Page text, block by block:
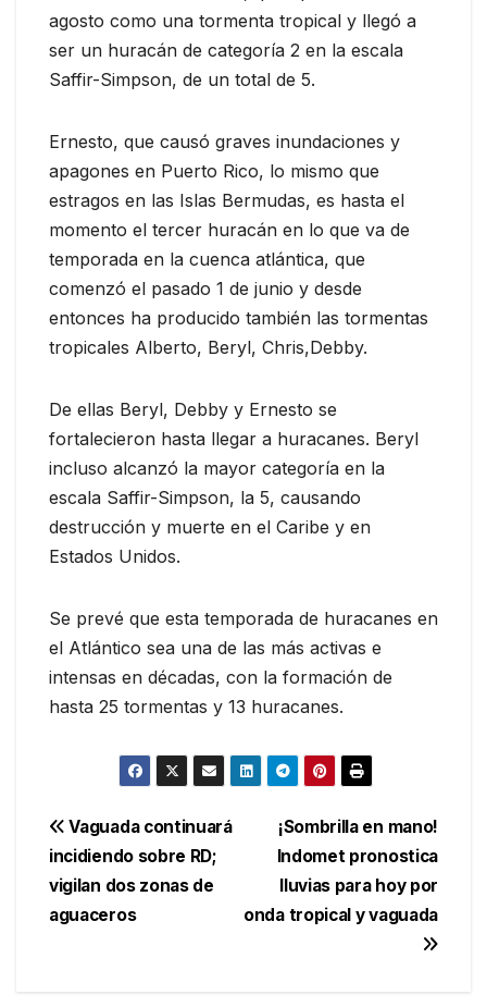
agosto como una tormenta tropical y llegó a
ser un huracán de categoría 2 en la escala
Saffir-Simpson, de un total de 5.
Ernesto, que causó graves inundaciones y
apagones en Puerto Rico, lo mismo que
estragos en las Islas Bermudas, es hasta el
momento el tercer huracán en lo que va de
temporada en la cuenca atlántica, que
comenzó el pasado 1 de junio y desde
entonces ha producido también las tormentas
tropicales Alberto, Beryl, Chris,Debby.
De ellas Beryl, Debby y Ernesto se
fortalecieron hasta llegar a huracanes. Beryl
incluso alcanzó la mayor categoría en la
escala Saffir-Simpson, la 5, causando
destrucción y muerte en el Caribe y en
Estados Unidos.
Se prevé que esta temporada de huracanes en
el Atlántico sea una de las más activas e
intensas en décadas, con la formación de
hasta 25 tormentas y 13 huracanes.
Navegación
de
entradas
¡Sombrilla en mano!
Indomet pronostica
lluvias para hoy por
onda tropical y vaguada
Vaguada continuará
incidiendo sobre RD;
vigilan dos zonas de
aguaceros